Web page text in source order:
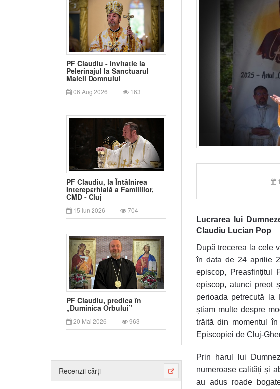
PF Claudiu - Invitație la
Pelerinajul la Sanctuarul
Maicii Domnului
06 Aug 2026 163
PF Claudiu, la Întâlnirea
Intereparhială a Familiilor,
CMD - Cluj
15 Iun 2026 704
PF Claudiu, predica în
„Duminica Orbului”
20 Mai 2026 963
Recenzii cărți
Lucrarea lui
Claudiu Lucian Pop
După trecerea la cele
în data de 24 aprilie
episcop, Preasfințitul
episcop, atunci preot
perioada petrecută la
știam multe despre
trăită din momentul
Episcopiei de Cluj-
Prin harul lui
numeroase calități și
au adus roade